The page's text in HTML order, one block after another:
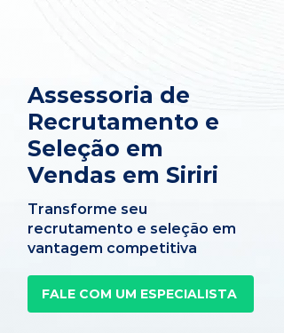
Assessoria de
Recrutamento e
Seleção em
Vendas em Siriri
Transforme seu
recrutamento e seleção em
vantagem competitiva
FALE COM UM ESPECIALISTA